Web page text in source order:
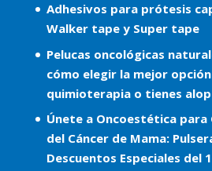
Adhesivos para prótesis
Walker tape y Super tape
Pelucas oncológicas
cómo elegir la mejor
quimioterapia o tienes
Únete a Oncoestética para
del Cáncer de Mama:
Descuentos Especiales del